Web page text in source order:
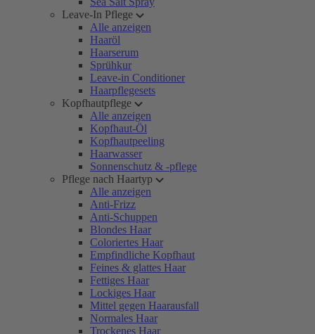
Leave-In Pflege
Alle anzeigen
Haaröl
Haarserum
Sprühkur
Leave-in Conditioner
Haarpflegesets
Kopfhautpflege
Alle anzeigen
Kopfhaut-Öl
Kopfhautpeeling
Haarwasser
Sonnenschutz & -pflege
Pflege nach Haartyp
Alle anzeigen
Anti-Frizz
Anti-Schuppen
Blondes Haar
Coloriertes Haar
Empfindliche Kopfhaut
Feines & glattes Haar
Fettiges Haar
Lockiges Haar
Mittel gegen Haarausfall
Normales Haar
Trockenes Haar